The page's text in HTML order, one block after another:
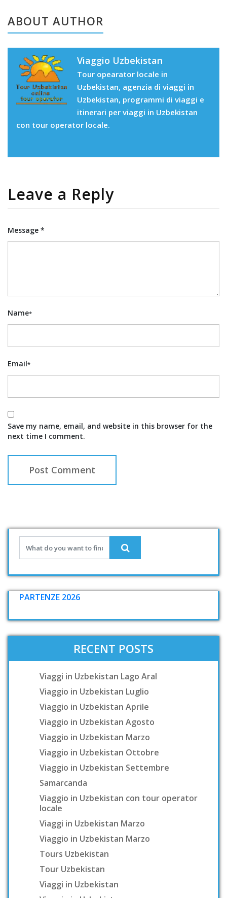
ABOUT AUTHOR
Viaggio Uzbekistan
Tour opearator locale in
Uzbekistan, agenzia di viaggi in
Uzbekistan, programmi di viaggi e
itinerari per viaggi in Uzbekistan
con tour operator locale.
Leave a Reply
Message *
Name*
Email*
Save my name, email, and website in this browser for the
next time I comment.
PARTENZE 2026
RECENT POSTS
Viaggi in Uzbekistan Lago Aral
Viaggio in Uzbekistan Luglio
Viaggio in Uzbekistan Aprile
Viaggio in Uzbekistan Agosto
Viaggio in Uzbekistan Marzo
Viaggio in Uzbekistan Ottobre
Viaggio in Uzbekistan Settembre
Samarcanda
Viaggio in Uzbekistan con tour operator
locale
Viaggi in Uzbekistan Marzo
Viaggio in Uzbekistan Marzo
Tours Uzbekistan
Tour Uzbekistan
Viaggi in Uzbekistan